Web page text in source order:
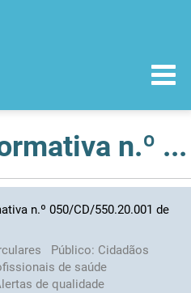
Circular Informativa n.º 050/CD/550.20.001 de 30/04/2025
n.º 050/CD/550.20.001 de
Público: Cidadãos
de saúde
de qualidade